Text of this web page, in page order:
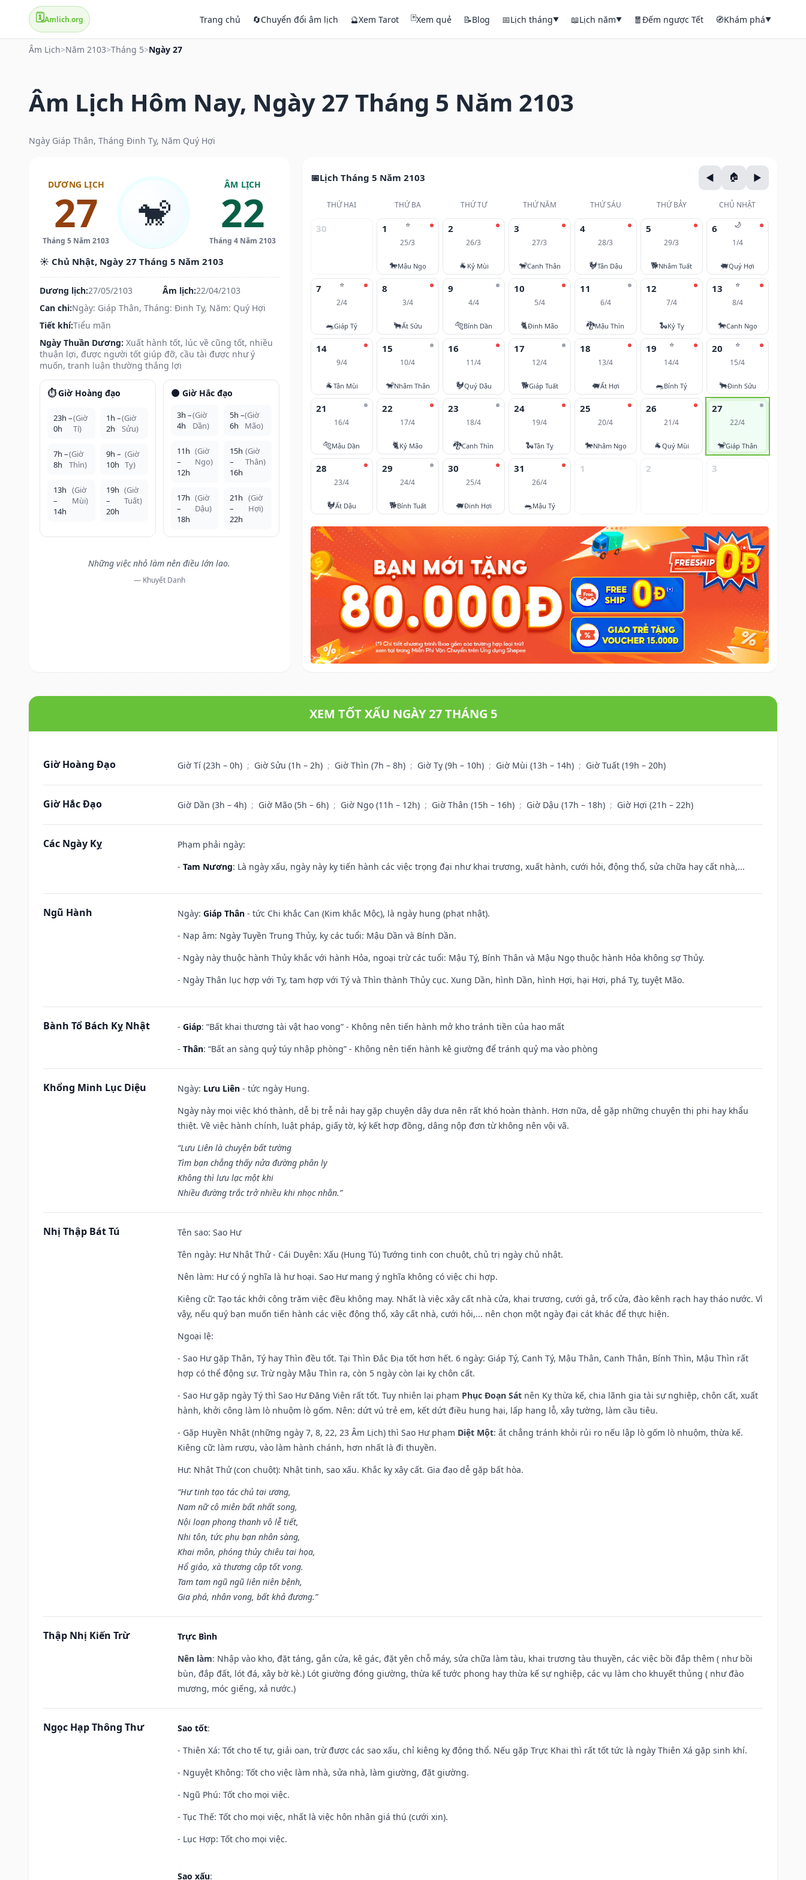
🗓️Amlich.org Trang chủ 🔄Chuyển đổi âm lịch 🔮Xem Tarot 🃏Xem quẻ 📝Blog 📅Lịch tháng▼ 📖Lịch năm▼ 🧧Đếm ngược Tết 🧭Khám phá▼
Âm Lịch>Năm 2103>Tháng 5>Ngày 27
Âm Lịch Hôm Nay, Ngày 27 Tháng 5 Năm 2103
Ngày Giáp Thân, Tháng Đinh Tỵ, Năm Quý Hợi
DƯƠNG LỊCH
27
Tháng 5 Năm 2103
🐒
ÂM LỊCH
22
Tháng 4 Năm 2103
☀️ Chủ Nhật, Ngày 27 Tháng 5 Năm 2103
Dương lịch:27/05/2103 Âm lịch:22/04/2103
Can chi:Ngày: Giáp Thân, Tháng: Đinh Tỵ, Năm: Quý Hợi
Tiết khí:Tiểu mãn
Ngày Thuần Dương: Xuất hành tốt, lúc về cũng tốt, nhiều
thuận lợi, được người tốt giúp đỡ, cầu tài được như ý
muốn, tranh luận thường thắng lợi
⏱️ Giờ Hoàng đạo
23h –
0h
(Giờ
Tí)
1h –
2h
(Giờ
Sửu)
7h –
8h
(Giờ
Thìn)
9h –
10h
(Giờ
Tỵ)
13h
–
14h
(Giờ
Mùi)
19h
–
20h
(Giờ
Tuất)
🌑 Giờ Hắc đạo
3h –
4h
(Giờ
Dần)
5h –
6h
(Giờ
Mão)
11h
–
12h
(Giờ
Ngọ)
15h
–
16h
(Giờ
Thân)
17h
–
18h
(Giờ
Dậu)
21h
–
22h
(Giờ
Hợi)
Những việc nhỏ làm nên điều lớn lao.
— Khuyết Danh
Lịch Tháng 5 Năm 2103
THỨ HAI THỨ BA THỨ TƯ THỨ NĂM THỨ SÁU THỨ BẢY CHỦ NHẬT
30 ⭐
1
25/3
🐎Mậu Ngọ
2
26/3
🐐 Kỷ Mùi
3
27/3
🐒Canh Thân
4
28/3
🐓Tân Dậu
5
29/3
🐕Nhâm Tuất
🌙
6
1/4
🐖Quý Hợi
⭐
7
2/4
🐀Giáp Tý
8
3/4
🐂Ất Sửu
9
4/4
🐅Bính Dần
10
5/4
🐈Đinh Mão
11
6/4
🐉Mậu Thìn
12
7/4
🐍Kỷ Tỵ
⭐
13
8/4
🐎Canh Ngọ
14
9/4
🐐Tân Mùi
15
10/4
🐒Nhâm Thân
16
11/4
🐓Quý Dậu
17
12/4
🐕Giáp Tuất
18
13/4
🐖Ất Hợi
⭐
19
14/4
🐀Bính Tý
⭐
20
15/4
🐂Đinh Sửu
21
16/4
🐅Mậu Dần
22
17/4
🐈Kỷ Mão
23
18/4
🐉Canh Thìn
24
19/4
🐍Tân Tỵ
25
20/4
🐎Nhâm Ngọ
26
21/4
🐐Quý Mùi
27
22/4
🐒Giáp Thân
28
23/4
🐓Ất Dậu
29
24/4
🐕Bính Tuất
30
25/4
🐖Đinh Hợi
31
26/4
🐀Mậu Tý
1 2 3
XEM TỐT XẤU NGÀY 27 THÁNG 5
Giờ Hoàng Đạo Giờ Tí (23h – 0h) ; Giờ Sửu (1h – 2h) ; Giờ Thìn (7h – 8h) ; Giờ Tỵ (9h – 10h) ; Giờ Mùi (13h – 14h) ; Giờ Tuất (19h – 20h)
Giờ Hắc Đạo Giờ Dần (3h – 4h) ; Giờ Mão (5h – 6h) ; Giờ Ngọ (11h – 12h) ; Giờ Thân (15h – 16h) ; Giờ Dậu (17h – 18h) ; Giờ Hợi (21h – 22h)
Các Ngày Kỵ
Phạm phải ngày:
- Tam Nương: Là ngày xấu, ngày này kỵ tiến hành các việc trọng đại như khai trương, xuất hành, cưới hỏi, động thổ, sửa chữa hay cất nhà,...
Ngũ Hành Ngày: Giáp Thân - tức Chi khắc Can (Kim khắc Mộc), là ngày hung (phạt nhật).
- Nạp âm: Ngày Tuyền Trung Thủy, kỵ các tuổi: Mậu Dần và Bính Dần.
- Ngày này thuộc hành Thủy khắc với hành Hỏa, ngoại trừ các tuổi: Mậu Tý, Bính Thân và Mậu Ngọ thuộc hành Hỏa không sợ Thủy.
- Ngày Thân lục hợp với Tỵ, tam hợp với Tý và Thìn thành Thủy cục. Xung Dần, hình Dần, hình Hợi, hại Hợi, phá Tỵ, tuyệt Mão.
Bành Tổ Bách Kỵ Nhật - Giáp: “Bất khai thương tài vật hao vong” - Không nên tiến hành mở kho tránh tiền của hao mất
- Thân: “Bất an sàng quỷ túy nhập phòng” - Không nên tiến hành kê giường để tránh quỷ ma vào phòng
Khổng Minh Lục Diệu Ngày: Lưu Liên - tức ngày Hung.
Ngày này mọi việc khó thành, dễ bị trễ nải hay gặp chuyện dây dưa nên rất khó hoàn thành. Hơn nữa, dễ gặp những chuyện thị phi hay khẩu
thiệt. Về việc hành chính, luật pháp, giấy tờ, ký kết hợp đồng, dâng nộp đơn từ không nên vội vã.
“Lưu Liên là chuyện bất tường
Tìm bạn chẳng thấy nửa đường phân ly
Không thì lưu lạc một khi
Nhiều đường trắc trở nhiều khi nhọc nhằn.”
Nhị Thập Bát Tú Tên sao: Sao Hư
Tên ngày: Hư Nhật Thử - Cái Duyên: Xấu (Hung Tú) Tướng tinh con chuột, chủ trị ngày chủ nhật.
Nên làm: Hư có ý nghĩa là hư hoại. Sao Hư mang ý nghĩa không có việc chi hợp.
Kiêng cữ: Tạo tác khởi công trăm việc đều không may. Nhất là việc xây cất nhà cửa, khai trương, cưới gả, trổ cửa, đào kênh rạch hay tháo nước. Vì
vậy, nếu quý bạn muốn tiến hành các việc động thổ, xây cất nhà, cưới hỏi,... nên chọn một ngày đại cát khác để thực hiện.
Ngoại lệ:
- Sao Hư gặp Thân, Tý hay Thìn đều tốt. Tại Thìn Đắc Địa tốt hơn hết. 6 ngày: Giáp Tý, Canh Tý, Mậu Thân, Canh Thân, Bính Thìn, Mậu Thìn rất
hợp có thể động sự. Trừ ngày Mậu Thìn ra, còn 5 ngày còn lại kỵ chôn cất.
- Sao Hư gặp ngày Tý thì Sao Hư Đăng Viên rất tốt. Tuy nhiên lại phạm Phục Đoạn Sát nên Kỵ thừa kế, chia lãnh gia tài sự nghiệp, chôn cất, xuất
hành, khởi công làm lò nhuộm lò gốm. Nên: dứt vú trẻ em, kết dứt điều hung hại, lấp hang lỗ, xây tường, làm cầu tiêu.
- Gặp Huyền Nhật (những ngày 7, 8, 22, 23 Âm Lịch) thì Sao Hư phạm Diệt Một: ắt chẳng tránh khỏi rủi ro nếu lập lò gốm lò nhuộm, thừa kế.
Kiêng cữ: làm rượu, vào làm hành chánh, hơn nhất là đi thuyền.
Hư: Nhật Thử (con chuột): Nhật tinh, sao xấu. Khắc kỵ xây cất. Gia đạo dễ gặp bất hòa.
“Hư tinh tạo tác chủ tai ương,
Nam nữ cô miên bất nhất song,
Nội loạn phong thanh vô lễ tiết,
Nhi tôn, tức phụ bạn nhân sàng,
Khai môn, phóng thủy chiêu tai họa,
Hổ giảo, xà thương cập tốt vong.
Tam tam ngũ ngũ liên niên bệnh,
Gia phá, nhân vong, bất khả đương.”
Thập Nhị Kiến Trừ
Trực Bình
Nên làm: Nhập vào kho, đặt táng, gắn cửa, kê gác, đặt yên chỗ máy, sửa chữa làm tàu, khai trương tàu thuyền, các việc bồi đắp thêm ( như bồi
bùn, đắp đất, lót đá, xây bờ kè.) Lót giường đóng giường, thừa kế tước phong hay thừa kế sự nghiệp, các vụ làm cho khuyết thủng ( như đào
mương, móc giếng, xả nước.)
Ngọc Hạp Thông Thư Sao tốt:
- Thiên Xá: Tốt cho tế tự, giải oan, trừ được các sao xấu, chỉ kiêng kỵ động thổ. Nếu gặp Trực Khai thì rất tốt tức là ngày Thiên Xá gặp sinh khí.
- Nguyệt Không: Tốt cho việc làm nhà, sửa nhà, làm giường, đặt giường.
- Ngũ Phú: Tốt cho mọi việc.
- Tục Thế: Tốt cho mọi việc, nhất là việc hôn nhân giá thú (cưới xin).
- Lục Hợp: Tốt cho mọi việc.
Sao xấu: